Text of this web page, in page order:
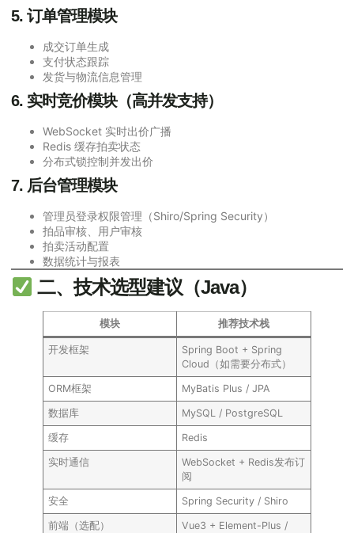
5. 订单管理模块
成交订单生成
支付状态跟踪
发货与物流信息管理
6. 实时竞价模块（高并发支持）
WebSocket 实时出价广播
Redis 缓存拍卖状态
分布式锁控制并发出价
7. 后台管理模块
管理员登录权限管理（Shiro/Spring Security）
拍品审核、用户审核
拍卖活动配置
数据统计与报表
二、技术选型建议（Java）
模块 推荐技术栈
开发框架
Spring Boot + Spring
Cloud（如需要分布式）
ORM框架 MyBatis Plus / JPA
数据库 MySQL / PostgreSQL
缓存 Redis
实时通信
WebSocket + Redis发布订
阅
安全 Spring Security / Shiro
前端（选配）
Vue3 + Element-Plus /